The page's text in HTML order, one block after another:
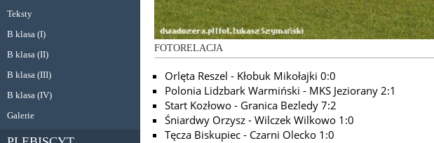
Teksty
B klasa (I)
B klasa (II)
B klasa (III)
B klasa (IV)
Galerie
FOTORELACJA
Orlęta Reszel - Kłobuk Mikołajki 0:0
Polonia Lidzbark Warmiński - MKS Jeziorany 2:1
Start Kozłowo - Granica Bezledy 7:2
Śniardwy Orzysz - Wilczek Wilkowo 1:0
Tęcza Biskupiec - Czarni Olecko 1:0